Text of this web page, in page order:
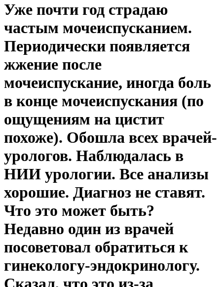
Уже почти год страдаю
частым мочеиспусканием.
Периодически появляется
жжение после
мочеиспускание, иногда боль
в конце мочеиспускания (по
ощущениям на цистит
похоже). Обошла всех врачей-
урологов. Наблюдалась в
НИИ урологии. Все анализы
хорошие. Диагноз не ставят.
Что это может быть?
Недавно один из врачей
посоветовал обратиться к
гинекологу-эндокринологу.